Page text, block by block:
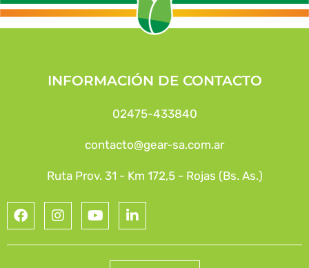
INFORMACIÓN DE CONTACTO
02475-433840
contacto@gear-sa.com.ar
Ruta Prov. 31 - Km 172,5 - Rojas (Bs. As.)